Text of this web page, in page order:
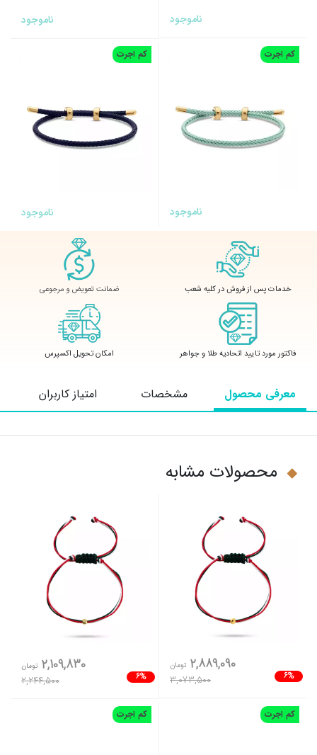
ناموجود ناموجود
کم اجرت
ناموجود
کم اجرت
ناموجود
خدمات پس از فروش در کلیه شعب ضمانت تعویض و مرجوعی
فاکتور مورد تایید اتحادیه طلا و جواهر امکان تحویل اکسپرس
معرفی محصول مشخصات امتیاز کاربران
محصولات مشابه
6%
2,889,090 تومان
3,073,500
6%
2,109,830 تومان
2,244,500
کم اجرت کم اجرت